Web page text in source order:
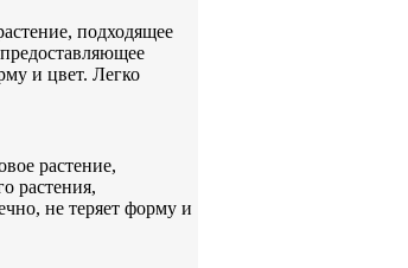
подходящее
и цвет. Легко
растение,
растения,
не теряет форму и